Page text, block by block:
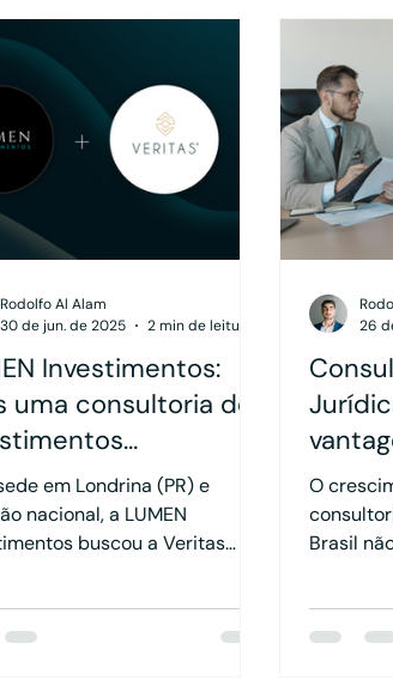
em todo o Brasil.
rede,
dentro
Investimentos:
uma consultoria de
com apoio
em Londrina (PR) e
nacional, a LUMEN
buscou a Veritas
uma base firme e
Rodolfo Al Alam
30 de jun. de 2025
2 min de leitura
O
Brasil
26